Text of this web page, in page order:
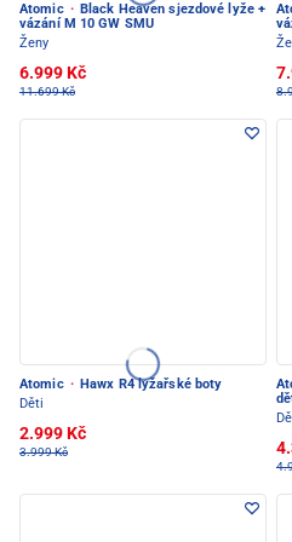
Atomic · Black Heaven sjezdové lyže +
vázání M 10 GW SMU
Ženy
6.999 Kč
11.699 Kč
Atomic · Hawx R4 lyžařské boty
Děti
2.999 Kč
3.999 Kč